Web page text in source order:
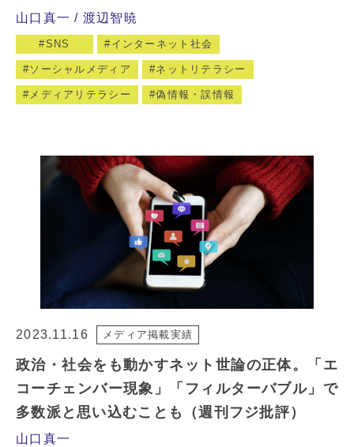
山口真一 渡辺智暁
SNS インターネット社会
ソーシャルメディア ネットリテラシー
メディアリテラシー 偽情報・誤情報
2023.11.16 メディア掲載実績
政治・社会をも動かすネット世論の正体。「エ
コーチェンバー現象」「フィルターバブル」で
多数派と思い込むことも（週刊フジ批評）
山口真一